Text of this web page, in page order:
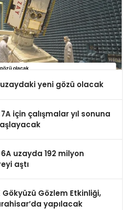
uzaydaki yeni gözü olacak
için çalışmalar yıl sonuna
uzayda 192 milyon
aştı
Gökyüzü Gözlem Etkinliği,
yapılacak